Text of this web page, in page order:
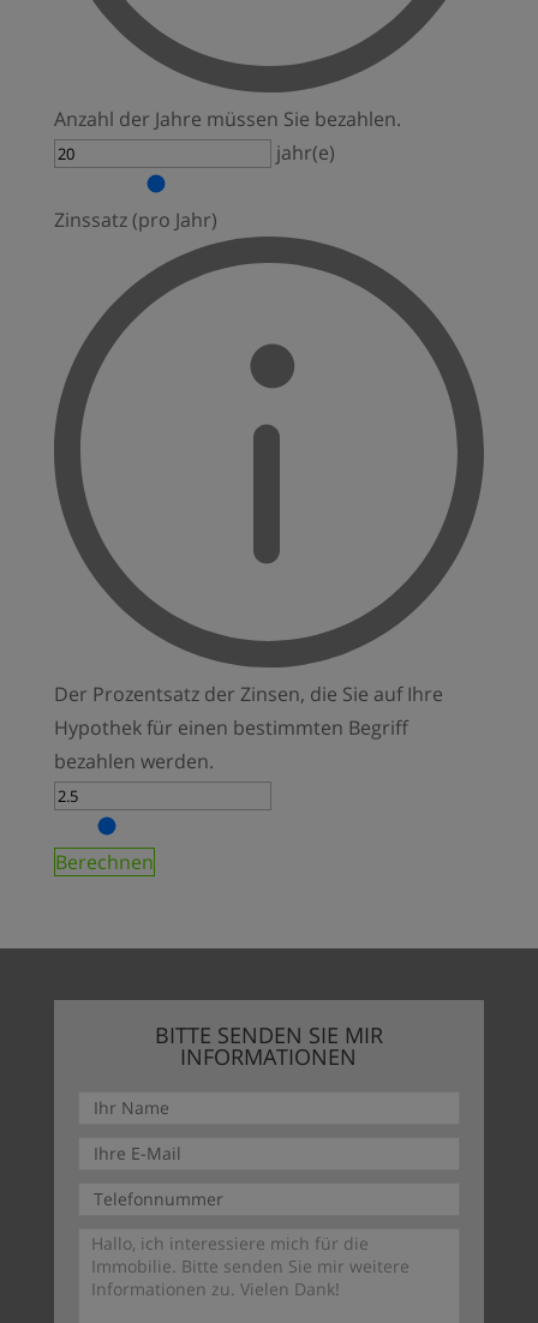
Anzahl der Jahre müssen Sie bezahlen.
jahr(e)
Zinssatz (pro Jahr)
Der Prozentsatz der Zinsen, die Sie auf Ihre
Hypothek für einen bestimmten Begriff
bezahlen werden.
Berechnen
BITTE SENDEN SIE MIR
INFORMATIONEN